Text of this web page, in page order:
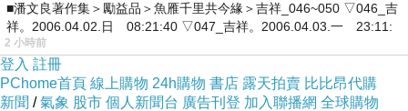
121209 SURAT CITY 街景.
■潘文良著作集＞勵益品＞魚雁千里共今緣＞吉祥_046~050 ▽046_吉
祥。2006.04.02.日 08:21:40 ▽047_吉祥。2006.04.03.一 23:11:
2 小時前
登入 註冊
PChome首頁 線上購物 24h購物 書店 露天拍賣 比比昂代購
新聞 /氣象 股市 個人新聞台 廣告刊登 加入聯播網 全球購物